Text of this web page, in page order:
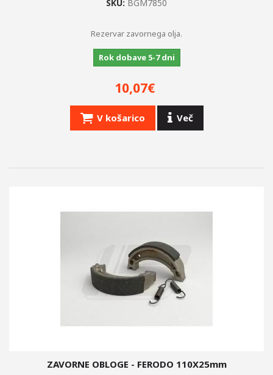
SKU: BGM7850
Rezervar zavornega olja.
Rok dobave 5-7 dni
10,07€
V košarico Več
ZAVORNE OBLOGE - FERODO 110X25mm